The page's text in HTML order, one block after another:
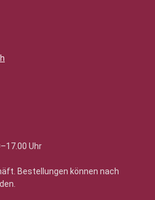
Uhr
Bestellungen können nach